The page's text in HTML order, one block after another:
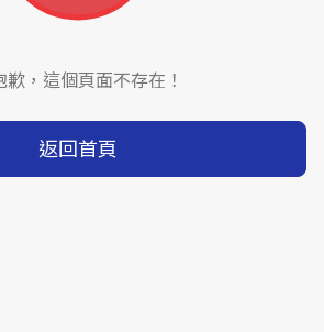
歉，這個頁面不存在！
返回首頁